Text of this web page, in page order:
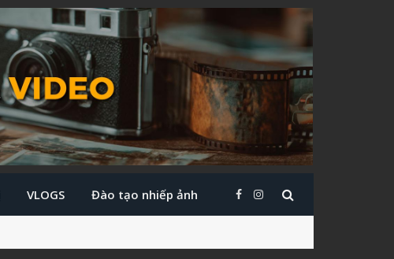
VLOGS Đào tạo nhiếp ảnh Facebook
Instagram